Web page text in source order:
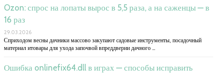
Ozon: спрос на лопаты вырос в 5,5 раза, а на саженцы — в
16 раз
29.03.2026
Сприходом весны дачники массово закупают садовые инструменты, посадочный
материал итовары для ухода започвой впреддверии дачного …
Ошибка onlinefix64.dll в играх — способы исправить